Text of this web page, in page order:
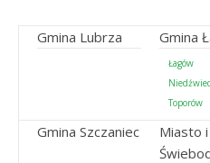
Gmina Lubrza Gmina
Łagów
Toporów
Gmina Szczaniec
Miasto